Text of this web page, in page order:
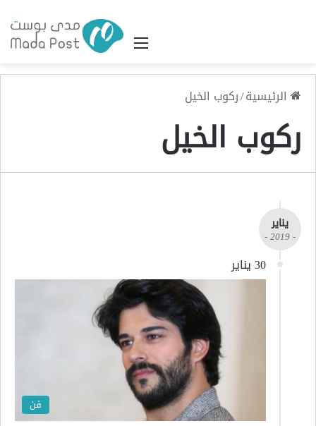
القائمة
الرئيسية/ركوب الخيل
ركوب الخيل
يناير
- 2019 -
30 يناير
فن